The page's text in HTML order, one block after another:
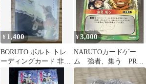
¥ 1,400
BORUTO ボルト トレ
ーディングカード 非売
¥3,000
NARUTOカードゲー
ム 強者、集う PR
作-9 ナルト ナルティ
メットヒーロー